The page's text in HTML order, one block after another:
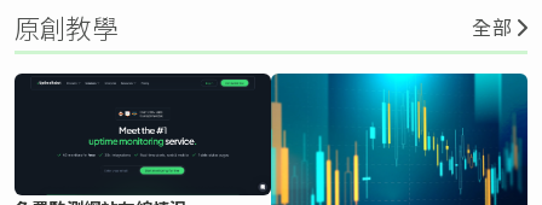
原創教學 全部